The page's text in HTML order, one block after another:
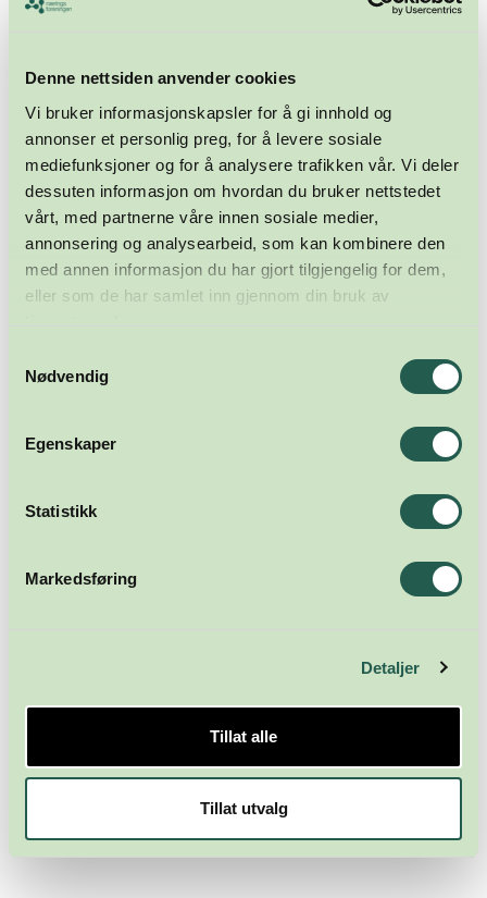
Denne nettsiden anvender cookies
Vi bruker informasjonskapsler for å gi innhold og
annonser et personlig preg, for å levere sosiale
mediefunksjoner og for å analysere trafikken vår. Vi deler
dessuten informasjon om hvordan du bruker nettstedet
vårt, med partnerne våre innen sosiale medier,
annonsering og analysearbeid, som kan kombinere den
med annen informasjon du har gjort tilgjengelig for dem,
eller som de har samlet inn gjennom din bruk av
tjenestene deres.
Nødvendig
Egenskaper
Statistikk
Markedsføring
Detaljer
Tillat alle
Tillat utvalg
Meld deg på nyhetsbrevet